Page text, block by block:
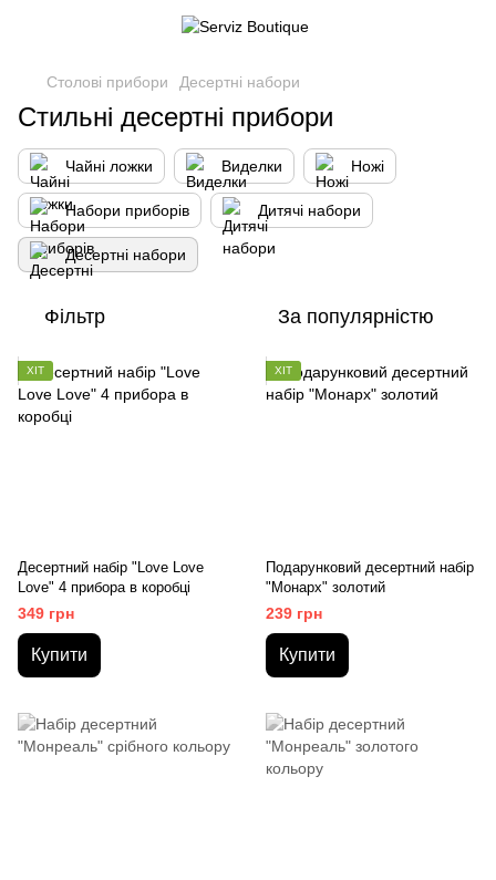
Столові прибори Десертні набори
Стильні десертні прибори
Чайні ложки Виделки Ножі
Набори приборів Дитячі набори
Десертні набори
Фільтр За популярністю
ХІТ
Десертний набір "Love Love
Love" 4 прибора в коробці
349 грн
Купити
ХІТ
Подарунковий десертний набір
"Монарх" золотий
239 грн
Купити